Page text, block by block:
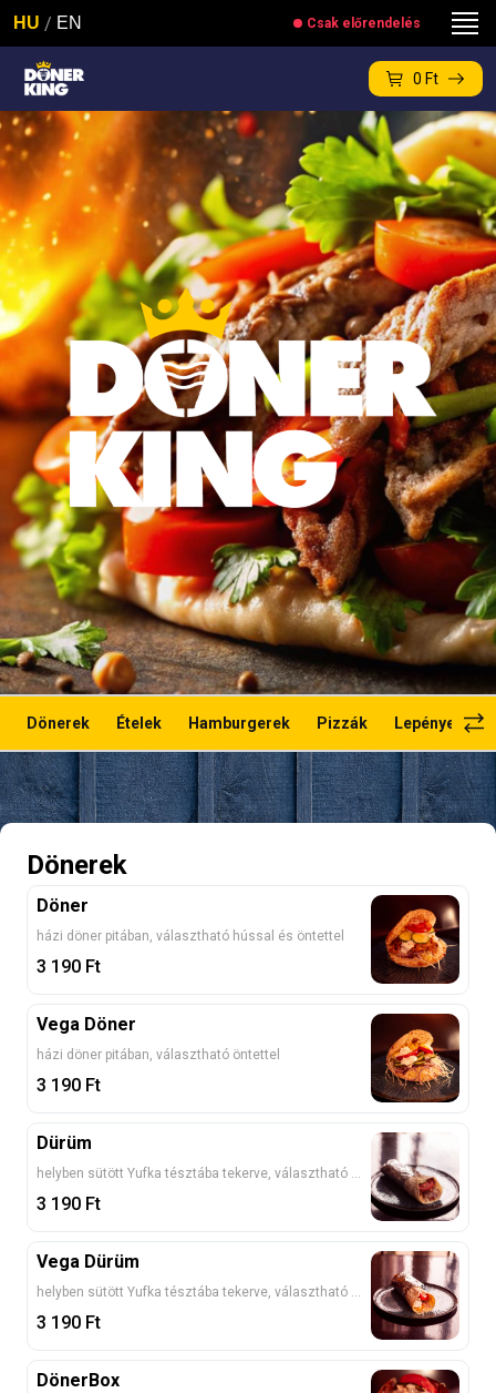
HU / EN Csak előrendelés
0 Ft
Dönerek Ételek Hamburgerek Pizzák Lepények
Dönerek
Döner
házi döner pitában, választható hússal és öntettel
3 190 Ft
Vega Döner
házi döner pitában, választható öntettel
3 190 Ft
Dürüm
helyben sütött Yufka tésztába tekerve, választható hússal és öntettel
3 190 Ft
Vega Dürüm
helyben sütött Yufka tésztába tekerve, választható öntettel
3 190 Ft
DönerBox